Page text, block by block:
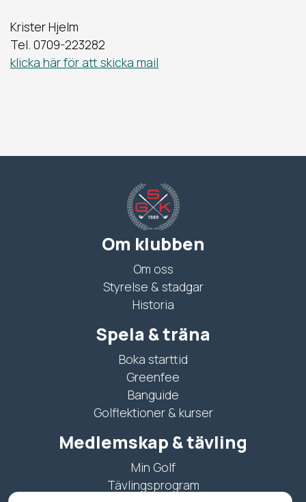
Krister Hjelm
Tel. 0709-223282
klicka här för att skicka mail
Om klubben
Om oss
Styrelse & stadgar
Historia
Spela & träna
Boka starttid
Greenfee
Banguide
Golflektioner & kurser
Medlemskap & tävling
Min Golf
Tävlingsprogram